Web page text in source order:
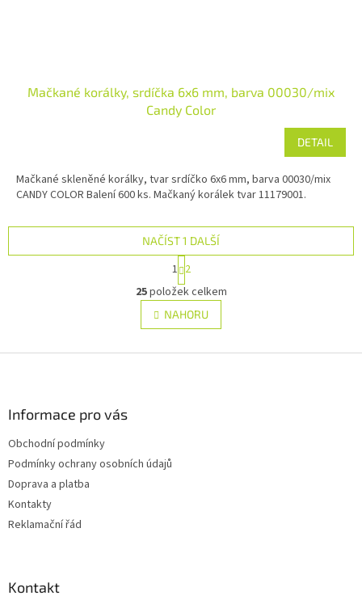
Mačkané korálky, srdíčka 6x6 mm, barva 00030/mix
Candy Color
DETAIL
Mačkané skleněné korálky, tvar srdíčko 6x6 mm, barva 00030/mix
CANDY COLOR Balení 600 ks. Mačkaný korálek tvar 11179001.
O
v
l
á
NAČÍST 1 DALŠÍ
S
t
r
á
n
k
v
1 2
25položek celkem
NAHORU
Informace pro vás
Obchodní podmínky
Podmínky ochrany osobních údajů
Doprava a platba
Kontakty
Reklamační řád
Kontakt